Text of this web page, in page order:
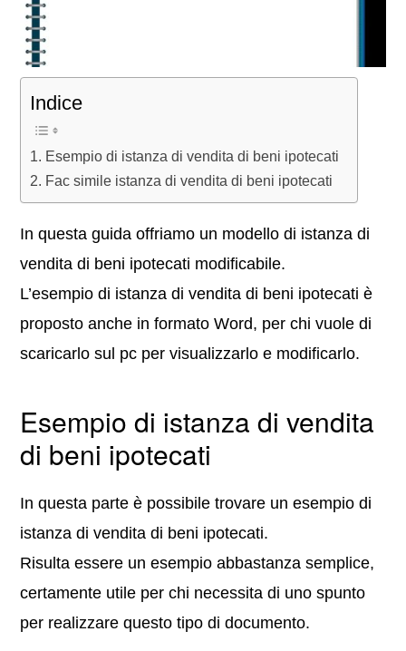
Indice
Esempio di istanza di vendita di beni ipotecati
Fac simile istanza di vendita di beni ipotecati
In questa guida offriamo un modello di istanza di
vendita di beni ipotecati modificabile.
L’esempio di istanza di vendita di beni ipotecati è
proposto anche in formato Word, per chi vuole di
scaricarlo sul pc per visualizzarlo e modificarlo.
Esempio di istanza di vendita
di beni ipotecati
In questa parte è possibile trovare un esempio di
istanza di vendita di beni ipotecati.
Risulta essere un esempio abbastanza semplice,
certamente utile per chi necessita di uno spunto
per realizzare questo tipo di documento.